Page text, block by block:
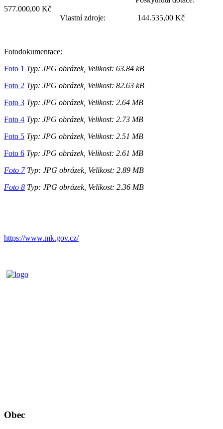
577.000,00 Kč
Vlastní zdroje: 144.535,00 Kč
Fotodokumentace:
Foto 1 Typ: JPG obrázek, Velikost: 63.84 kB
Foto 2 Typ: JPG obrázek, Velikost: 82.63 kB
Foto 3 Typ: JPG obrázek, Velikost: 2.64 MB
Foto 4 Typ: JPG obrázek, Velikost: 2.73 MB
Foto 5 Typ: JPG obrázek, Velikost: 2.51 MB
Foto 6 Typ: JPG obrázek, Velikost: 2.61 MB
Foto 7Typ: JPG obrázek, Velikost: 2.89 MB
Foto 8 Typ: JPG obrázek, Velikost: 2.36 MB
https://www.mk.gov.cz/
Obec